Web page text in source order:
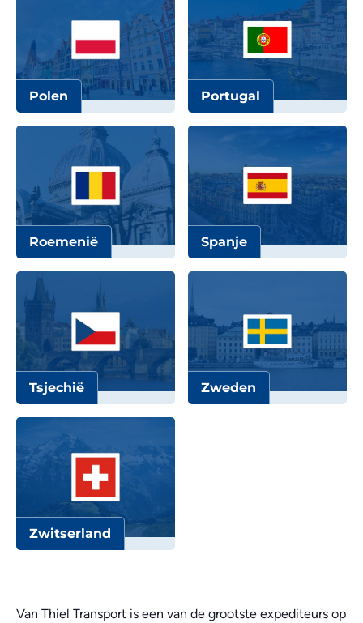
Polen Portugal
Roemenië Spanje
Tsjechië Zweden
Zwitserland
Van Thiel Transport is een van de grootste expediteurs op